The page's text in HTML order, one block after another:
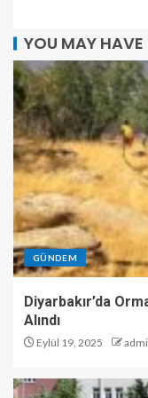
YOU MAY HAVE
GÜNDEM
Diyarbakır’da
Alındı
Eylül 19, 2025